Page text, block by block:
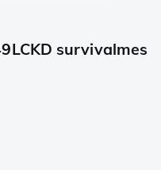
survivalmes